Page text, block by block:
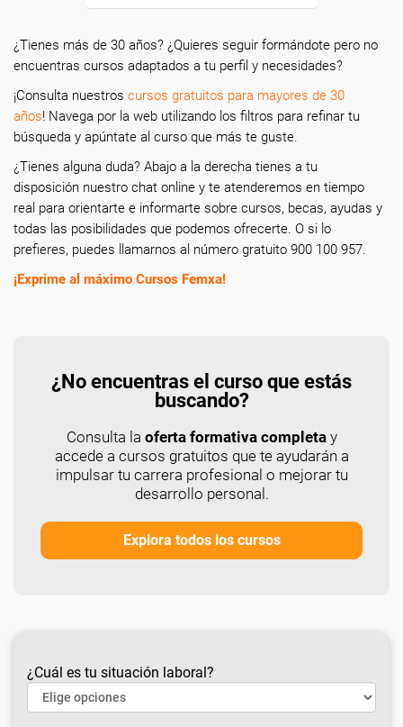
¿Tienes más de 30 años? ¿Quieres seguir formándote pero no
encuentras cursos adaptados a tu perfil y necesidades?
¡Consulta nuestros cursos gratuitos para mayores de 30
años! Navega por la web utilizando los filtros para refinar tu
búsqueda y apúntate al curso que más te guste.
¿Tienes alguna duda? Abajo a la derecha tienes a tu
disposición nuestro chat online y te atenderemos en tiempo
real para orientarte e informarte sobre cursos, becas, ayudas y
todas las posibilidades que podemos ofrecerte. O si lo
prefieres, puedes llamarnos al número gratuito 900 100 957.
¡Exprime al máximo Cursos Femxa!
¿No encuentras el curso que estás
buscando?
Consulta la oferta formativa completay
accede a cursos gratuitos que te ayudarán a
impulsar tu carrera profesional o mejorar tu
desarrollo personal.
Explora todos los cursos
¿Cuál es tu situación laboral?